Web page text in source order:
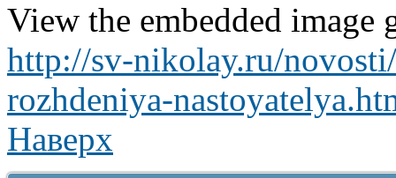
View the embedded image
http://sv-nikolay.ru/
rozhdeniya-
Наверх